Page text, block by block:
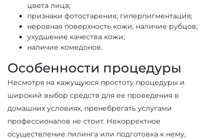
цвета лица;
признаки фотостарения, гиперпигментация;
неровная поверхность кожи, наличие рубцов;
ухудшение качества кожи;
наличие комедонов.
Особенности процедуры
Несмотря на кажущуюся простоту процедуры и
широкий выбор средств для ее проведения в
домашних условиях, пренебрегать услугами
профессионалов не стоит. Некорректное
осуществление пилинга или подготовка к нему,